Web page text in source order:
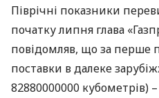
Піврічні показники
початку липня глава
повідомляв, що за перше
поставки в далеке
82880000000 кубометрів)